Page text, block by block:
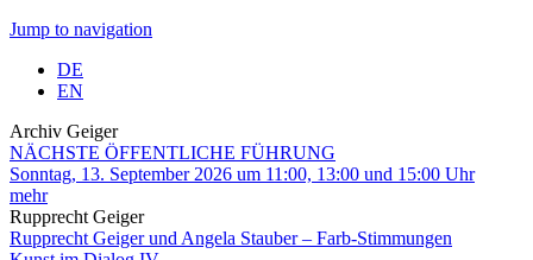
Jump to navigation
DE
EN
Archiv Geiger
NÄCHSTE ÖFFENTLICHE FÜHRUNG
Sonntag, 13. September 2026 um 11:00, 13:00 und 15:00 Uhr
mehr
Rupprecht Geiger
Rupprecht Geiger und Angela Stauber – Farb-Stimmungen